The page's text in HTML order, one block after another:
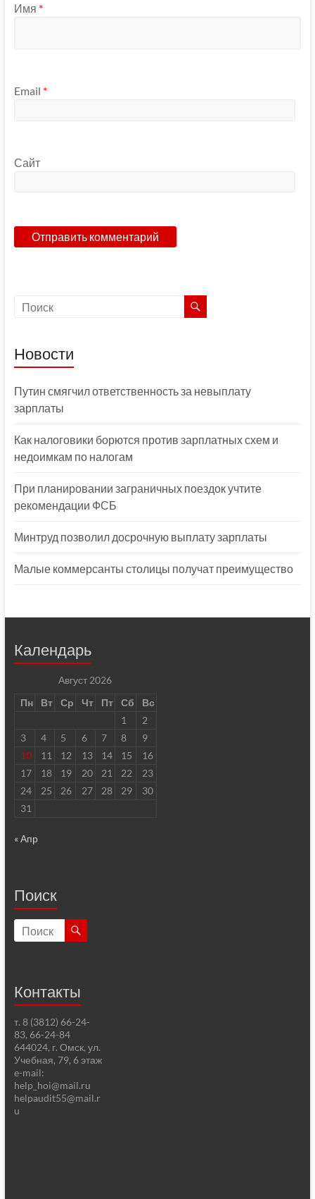
Имя *
Email *
Сайт
Новости
Путин смягчил ответственность за невыплату
зарплаты
Как налоговики борются против зарплатных схем и
недоимкам по налогам
При планировании заграничных поездок учтите
рекомендации ФСБ
Минтруд позволил досрочную выплату зарплаты
Малые коммерсанты столицы получат преимущество
Календарь
Август 2026
Пн
Вт Ср Чт Пт Сб
Вс
1
2
3
4 5 6 7 8
9
10
11 12 13 14 15
16
17
18 19 20 21 22
23
24
25 26 27 28 29
30
31
« Апр
Поиск
Контакты
т. 8 (3812) 66-24-
83, 66-24-84
644024, г. Омск, ул.
Учебная, 79, 6 этаж
e-mail:
help_hoi@mail.ru
helpaudit55@mail.r
u